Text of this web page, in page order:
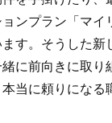
ンプラン「マイ
す。そうした新
に前向きに取り
当に頼りになる